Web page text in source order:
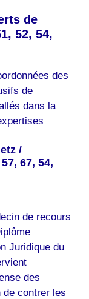
de
52, 54,
des
de
dans la
/
67, 54,
de recours
Juridique du
des
contrer les